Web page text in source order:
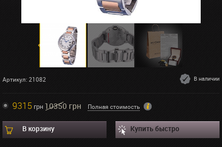
Артикул: 21082 В наличии
9315 грн 10350 грн Полная стоимость
В корзину Купить быстро